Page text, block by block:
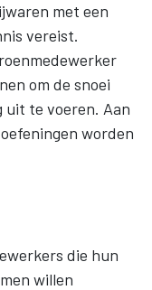
met een
vereist.
om de snoei
uit te voeren. Aan
worden
die hun
willen